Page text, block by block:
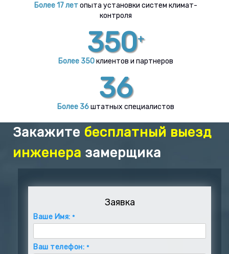
Более 17 летопыта установки систем климат-
контроля
350+
Более 350клиентов и партнеров
36
Более 36штатных специалистов
Закажите бесплатный выезд
инженера замерщика
Заявка
Ваше Имя: *
Ваш телефон: *